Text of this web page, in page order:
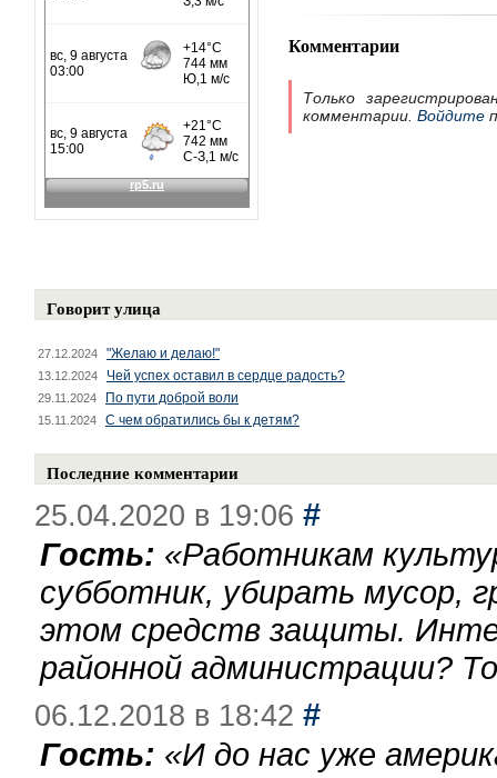
Комментарии
Только
комментарии. Войдите
Говорит улица
27.12.2024 "Желаю и делаю!"
13.12.2024 Чей успех оставил в сердце радость?
29.11.2024 По пути доброй воли
15.11.2024 С чем обратились бы к детям?
Последние комментарии
25.04.2020 в 19:06 #
Гость: «Работникам
субботник, убирать мусор,
этом средств защиты.
районной администрации?
06.12.2018 в 18:42 #
Гость: «И до нас уже